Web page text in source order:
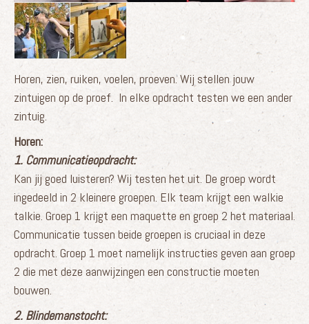
Horen, zien, ruiken, voelen, proeven. Wij stellen jouw
zintuigen op de proef. In elke opdracht testen we een ander
zintuig.
Horen:
1. Communicatieopdracht:
Kan jij goed luisteren? Wij testen het uit. De groep wordt
ingedeeld in 2 kleinere groepen. Elk team krijgt een walkie
talkie. Groep 1 krijgt een maquette en groep 2 het materiaal.
Communicatie tussen beide groepen is cruciaal in deze
opdracht. Groep 1 moet namelijk instructies geven aan groep
2 die met deze aanwijzingen een constructie moeten
bouwen.
2. Blindemanstocht: